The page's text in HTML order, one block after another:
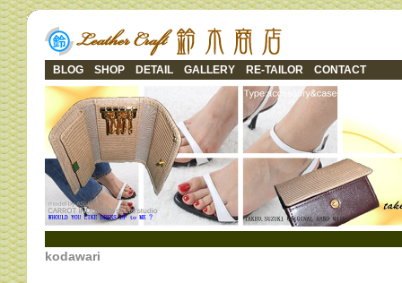
BLOG SHOP DETAIL GALLERY RE-TAILOR CONTACT
kodawari